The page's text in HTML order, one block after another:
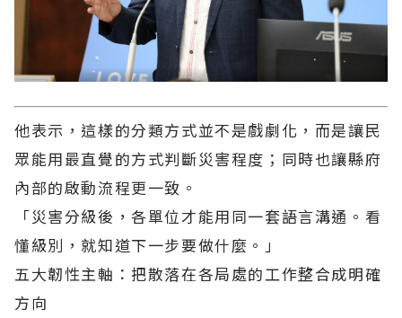
他表示，這樣的分類方式並不是戲劇化，而是讓民
眾能用最直覺的方式判斷災害程度；同時也讓縣府
內部的啟動流程更一致。
「災害分級後，各單位才能用同一套語言溝通。看
懂級別，就知道下一步要做什麼。」
五大韌性主軸：把散落在各局處的工作整合成明確
方向